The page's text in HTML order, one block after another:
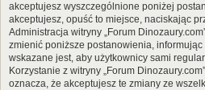
akceptujesz wyszczególnione poniżej
akceptujesz, opuść to miejsce, naciskając
Administracja witryny „Forum
zmienić poniższe postanowienia,
wskazane jest, aby użytkownicy sami
Korzystanie z witryny „Forum
oznacza, że akceptujesz te zmiany ze